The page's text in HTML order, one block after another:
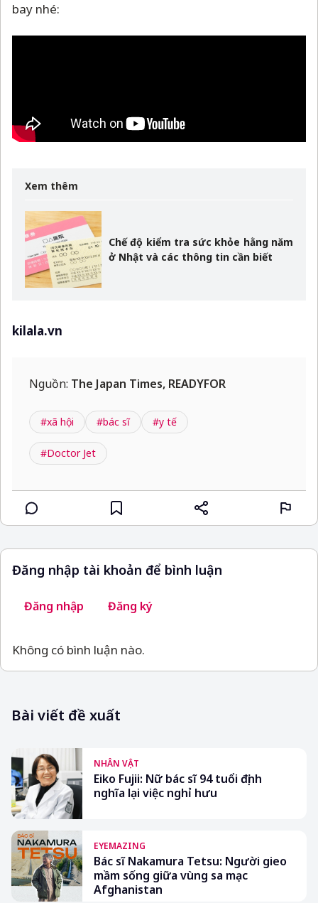
bay nhé:
Xem thêm
Chế độ kiểm tra sức khỏe hằng năm
ở Nhật và các thông tin cần biết
kilala.vn
Nguồn: The Japan Times, READYFOR
#xã hội #bác sĩ #y tế
#Doctor Jet
Đăng nhập tài khoản để bình luận
Đăng nhập Đăng ký
Không có bình luận nào.
Bài viết đề xuất
NHÂN VẬT
Eiko Fujii: Nữ bác sĩ 94 tuổi định
nghĩa lại việc nghỉ hưu
EYEMAZING
Bác sĩ Nakamura Tetsu: Người gieo
mầm sống giữa vùng sa mạc
Afghanistan